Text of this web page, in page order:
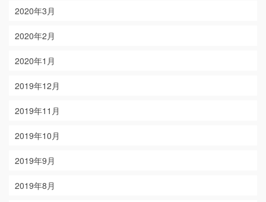
2020年3月
2020年2月
2020年1月
2019年12月
2019年11月
2019年10月
2019年9月
2019年8月